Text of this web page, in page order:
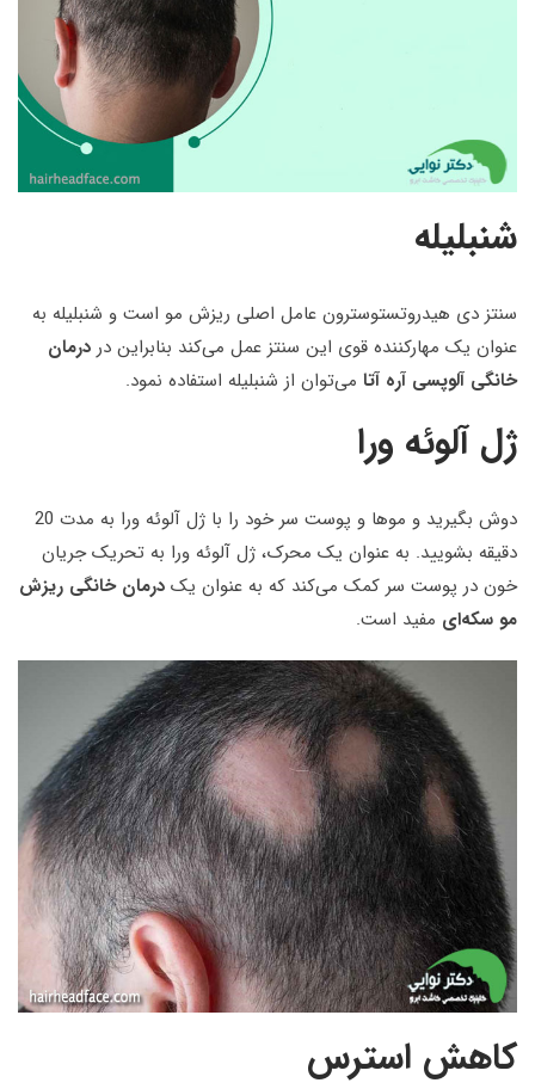
شنبلیله
سنتز دی هیدروتستوسترون عامل اصلی ریزش مو است و شنبلیله به
عنوان یک مهارکننده قوی این سنتز عمل می‌کند بنابراین در درمان‌
خانگی آلوپسی آره آتا می‌توان از شنبلیله استفاده نمود.
ژل آلوئه ورا
دوش بگیرید و موها و پوست سر خود را با ژل آلوئه ورا به مدت 20
دقیقه بشویید. به عنوان یک محرک، ژل آلوئه ورا به تحریک جریان
خون در پوست سر کمک می‌کند که به عنوان یک درمان خانگی ریزش
مو سکه‌ای مفید است.
کاهش استرس